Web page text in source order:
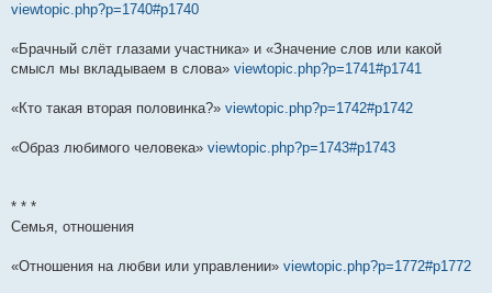
viewtopic.php?p=1740#p1740
«Брачный слёт глазами участника» и «Значение слов или какой
смысл мы вкладываем в слова» viewtopic.php?p=1741#p1741
«Кто такая вторая половинка?» viewtopic.php?p=1742#p1742
«Образ любимого человека» viewtopic.php?p=1743#p1743
* * *
Семья, отношения
«Отношения на любви или управлении» viewtopic.php?p=1772#p1772